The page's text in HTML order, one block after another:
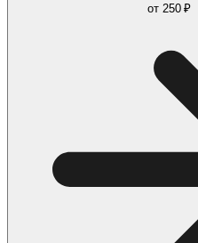
от 250 ₽